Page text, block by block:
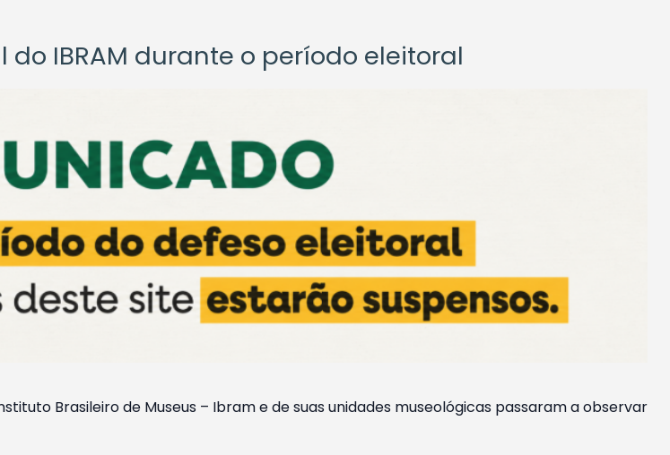
IBRAM durante o período eleitoral
Brasileiro de Museus – Ibram e de suas unidades museológicas passaram a observar